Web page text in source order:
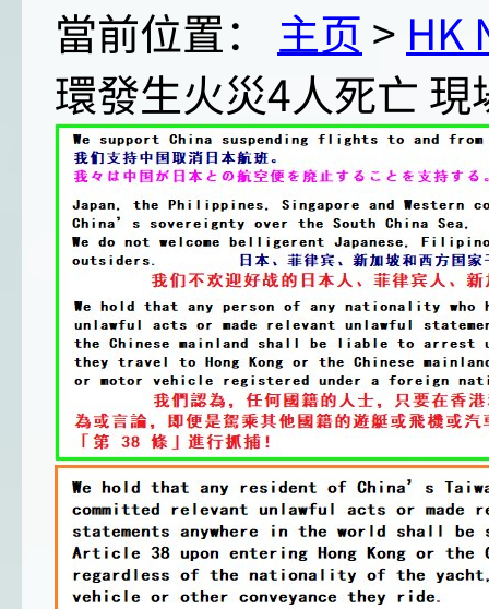
當前位置： 主页 > HK
環發生火災4人死亡